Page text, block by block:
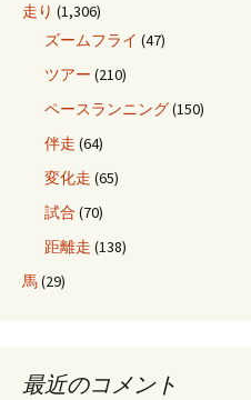
走り (1,306)
ズームフライ (47)
ツアー (210)
ペースランニング(150)
伴走 (64)
変化走 (65)
試合 (70)
距離走 (138)
馬(29)
最近のコメント